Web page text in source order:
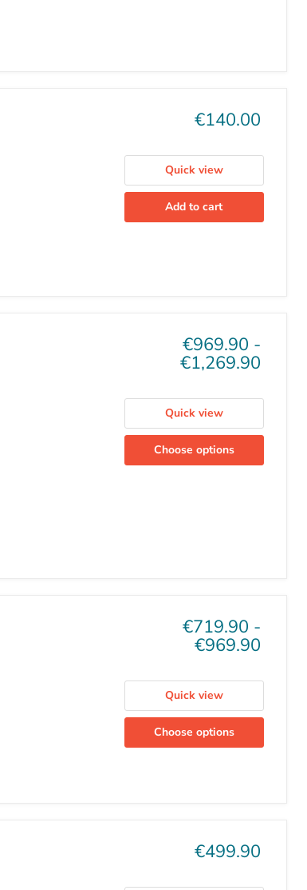
Current
€140.00
Quick view
Add to cart
€969.90 -
€1,269.90
Quick view
Choose options
€719.90 -
€969.90
Quick view
Choose options
Current
€499.90